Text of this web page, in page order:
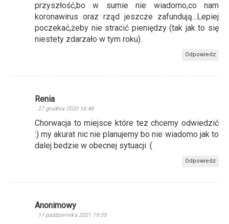
przyszłość,bo w sumie nie wiadomo,co nam
koronawirus oraz rząd jeszcze zafundują...Lepiej
poczekać,żeby nie stracić pieniędzy (tak jak to się
niestety zdarzało w tym roku).
Odpowiedz
Renia
27 grudnia 2020 16:48
Chorwacja to miejsce które tez chcemy odwiedzić
:) my akurat nic nie planujemy bo nie wiadomo jak to
dalej bedzie w obecnej sytuacji :(
Odpowiedz
Anonimowy
17 października 2021 19:55